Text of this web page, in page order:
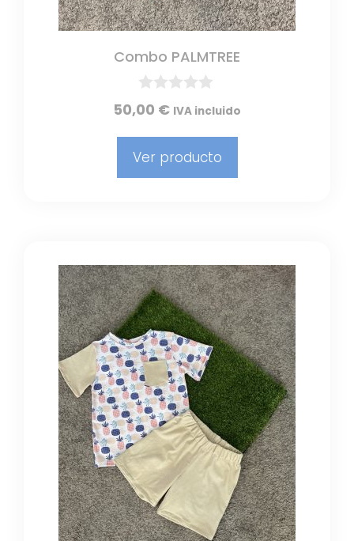
Combo PALMTREE
0
d
50,00 € IVA incluido
Ver producto